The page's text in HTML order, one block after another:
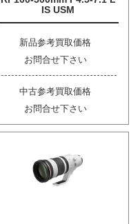
IS USM
新品参考買取価格
お問合せ下さい
中古参考買取価格
お問合せ下さい